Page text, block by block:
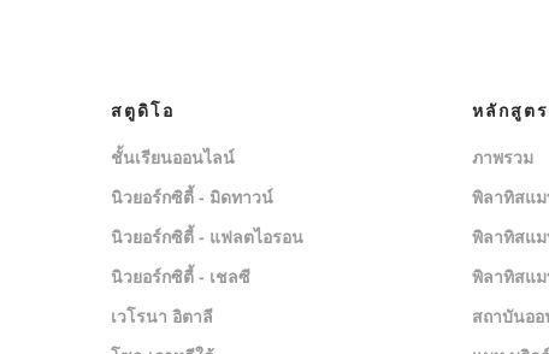
สตูดิโอ
ชั้นเรียนออนไลน์
นิวยอร์กซิตี้ - มิดทาวน์
นิวยอร์กซิตี้ - แฟลตไอรอน
นิวยอร์กซิตี้ - เชลซี
เวโรนา อิตาลี
หลักสูต
ภาพรวม
พิลาทิสแม
พิลาทิสแม
พิลาทิสแม
สถาบันอ